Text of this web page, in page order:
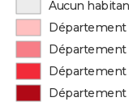
Aucun
Département
Département
Département
Département